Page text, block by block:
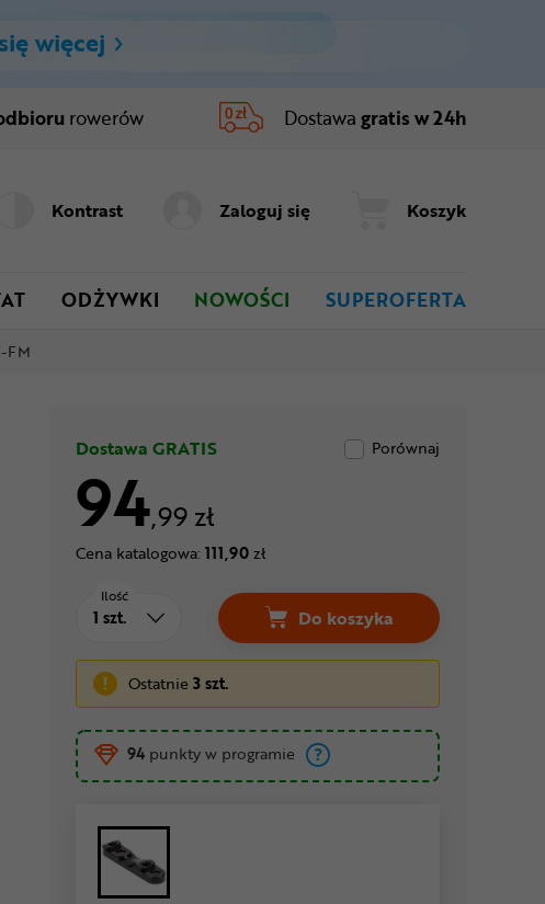
więcej
rowerów Dostawa gratis w 24h
Kontrast Zaloguj się Koszyk
ODŻYWKI NOWOŚCI SUPEROFERTA
FM
Dostawa GRATIS Porównaj
94,99 zł
Cena katalogowa: 111,90zł
Ilość
Do koszyka
Adapter hamulca
Ostatnie3 szt.
94 punkty w programie